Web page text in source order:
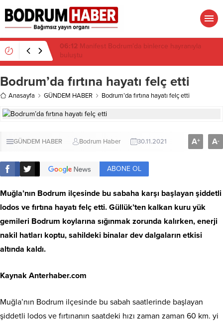
16:19Gümüşlük’te kıyı isyanı: Mandalinci hakkında
suç duyurusu
Bodrum’da fırtına hayatı felç etti
Anasayfa GÜNDEM HABER Bodrum’da fırtına hayatı felç etti
GÜNDEM HABER Bodrum Haber 30.11.2021 A+ A-
ABONE OL
Muğla’nın Bodrum ilçesinde bu sabaha karşı başlayan şiddetli
lodos ve fırtına hayatı felç etti. Güllük’ten kalkan kuru yük
gemileri Bodrum koylarına sığınmak zorunda kalırken, enerji
nakil hatları koptu, sahildeki binalar dev dalgaların etkisi
altında kaldı.
Kaynak Anterhaber.com
Muğla’nın Bodrum ilçesinde bu sabah saatlerinde başlayan
şiddetli lodos ve fırtınanın saatdeki hızı zaman zaman 60 km. yi